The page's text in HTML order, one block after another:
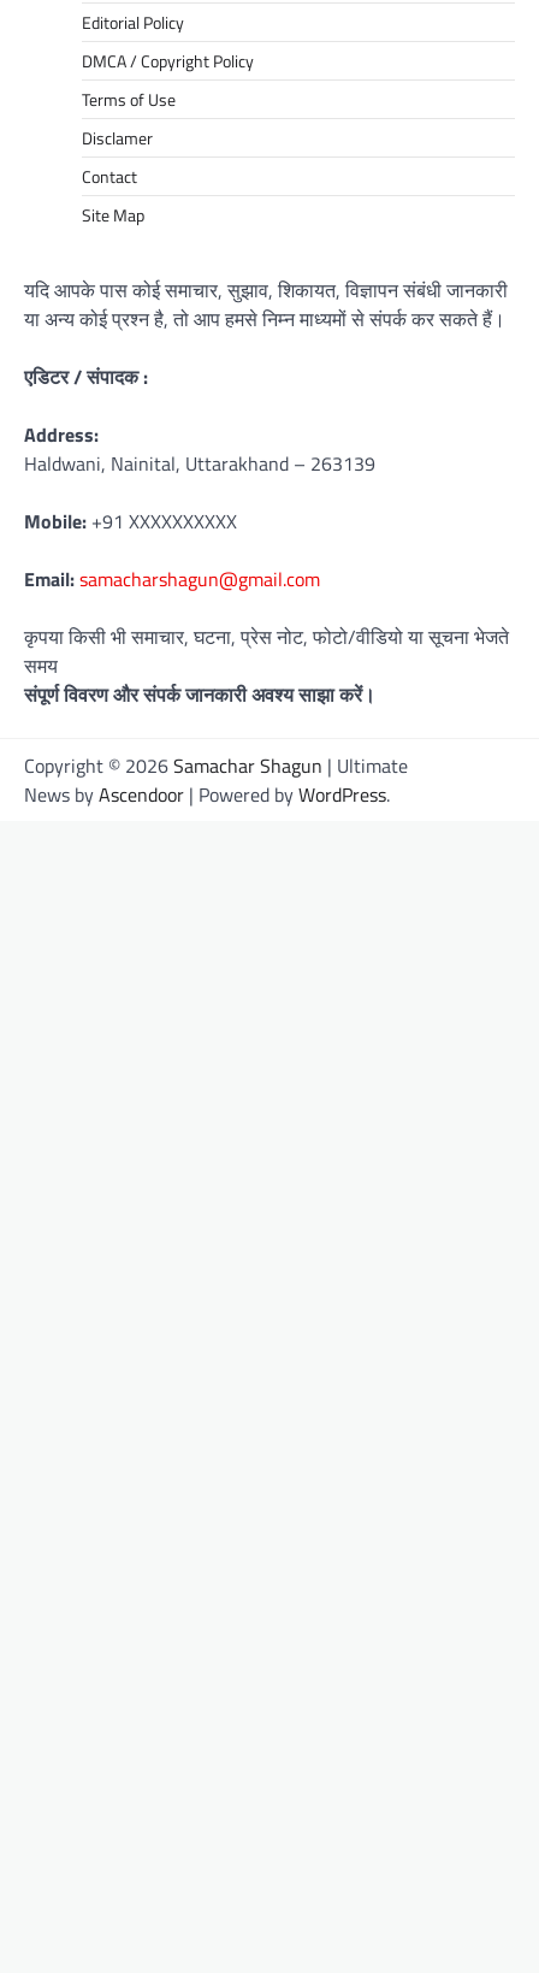
Editorial Policy
DMCA / Copyright Policy
Terms of Use
Disclamer
Contact
Site Map
यदि आपके पास कोई समाचार, सुझाव, शिकायत, विज्ञापन संबंधी जानकारी
या अन्य कोई प्रश्न है, तो आप हमसे निम्न माध्यमों से संपर्क कर सकते हैं।
एडिटर / संपादक :
Address:
Haldwani, Nainital, Uttarakhand – 263139
Mobile: +91 XXXXXXXXXX
Email:samacharshagun@gmail.com
कृपया किसी भी समाचार, घटना, प्रेस नोट, फोटो/वीडियो या सूचना भेजते
समय
संपूर्ण विवरण और संपर्क जानकारी अवश्य साझा करें।
Copyright © 2026Samachar Shagun | Ultimate
News byAscendoor | Powered byWordPress.